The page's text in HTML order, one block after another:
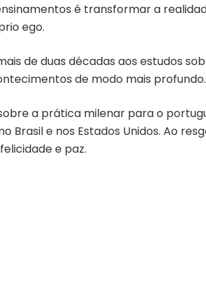
é transformar a
ego.
de duas décadas aos estudos
de modo mais profundo.
a prática milenar para o
e nos Estados Unidos. Ao
e paz.